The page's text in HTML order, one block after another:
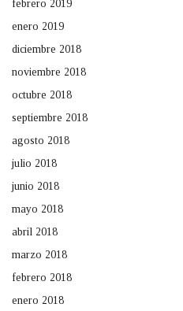
febrero 2019
enero 2019
diciembre 2018
noviembre 2018
octubre 2018
septiembre 2018
agosto 2018
julio 2018
junio 2018
mayo 2018
abril 2018
marzo 2018
febrero 2018
enero 2018